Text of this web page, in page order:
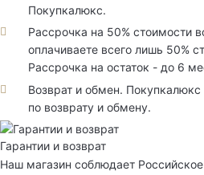
Покупкалюкс.
Рассрочка на 50% стоимости
оплачиваете всего лишь 50%
Рассрочка на остаток - до 6
Возврат и обмен.
по возврату и обмену.
Гарантии и возврат
Наш магазин соблюдает Российское